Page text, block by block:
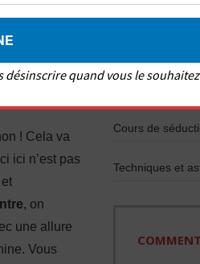
de
est au
! Cela va
ici n’est pas
, on
une allure
Vous
28 films de
Pseudo : les 30
Comprendre
Cours de
Techniques et
désinscrire quand vous le souhaitez